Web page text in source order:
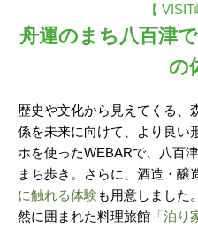
【
舟運のまち八百津
の
歴史や文化から見えてくる、
係を未来に向けて、より良い
ホを使ったWEBARで、八百
まち歩き。さらに、酒造・醸
に触れる体験も用意しました
然に囲まれた料理旅館 「泊り